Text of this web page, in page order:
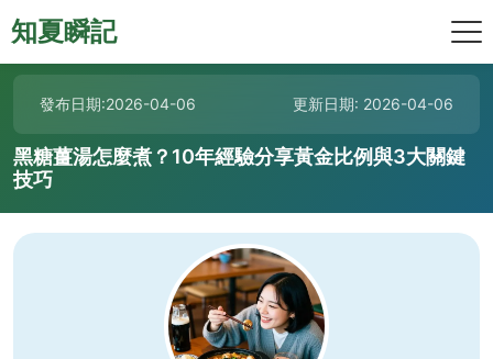
知夏瞬記
發布日期:2026-04-06 更新日期: 2026-04-06
黑糖薑湯怎麼煮？10年經驗分享黃金比例與3大關鍵
技巧